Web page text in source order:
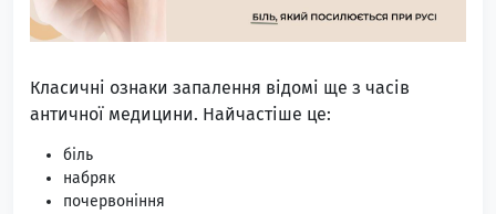
Класичні ознаки запалення відомі ще з часів
античної медицини. Найчастіше це:
біль
набряк
почервоніння